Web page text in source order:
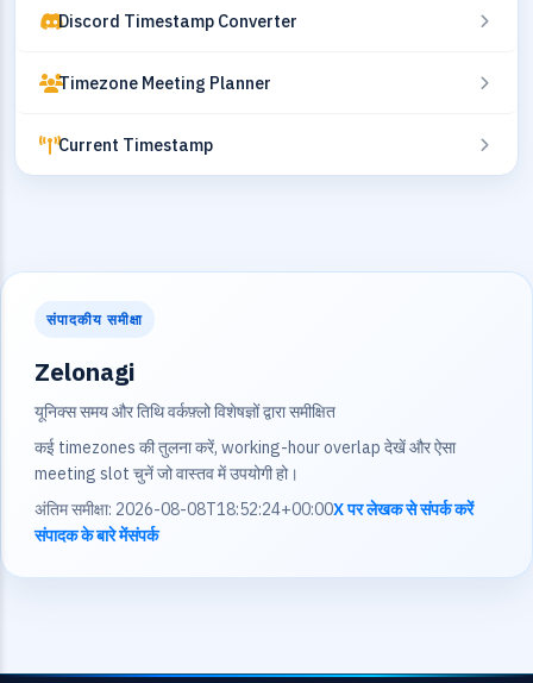
Discord Timestamp Converter
Timezone Meeting Planner
Current Timestamp
संपादकीय समीक्षा
Zelonagi
यूनिक्स समय और तिथि वर्कफ़्लो विशेषज्ञों द्वारा समीक्षित
कई timezones की तुलना करें, working-hour overlap देखें और ऐसा
meeting slot चुनें जो वास्तव में उपयोगी हो।
अंतिम समीक्षा: 2026-08-08T18:52:24+00:00X पर लेखक से संपर्क करें
संपादक के बारे मेंसंपर्क